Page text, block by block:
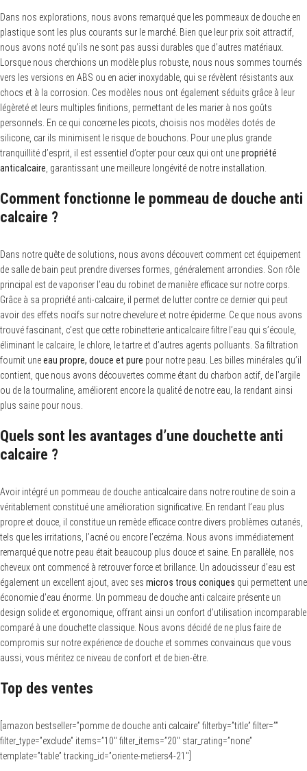
Dans nos explorations, nous avons remarqué que les pommeaux de douche en
plastique sont les plus courants sur le marché. Bien que leur prix soit attractif,
nous avons noté qu’ils ne sont pas aussi durables que d’autres matériaux.
Lorsque nous cherchions un modèle plus robuste, nous nous sommes tournés
vers les versions en ABS ou en acier inoxydable, qui se révèlent résistants aux
chocs et à la corrosion. Ces modèles nous ont également séduits grâce à leur
légèreté et leurs multiples finitions, permettant de les marier à nos goûts
personnels. En ce qui concerne les picots, choisis nos modèles dotés de
silicone, car ils minimisent le risque de bouchons. Pour une plus grande
tranquillité d’esprit, il est essentiel d’opter pour ceux qui ont unepropriété
anticalcaire , garantissant une meilleure longévité de notre installation.
Comment fonctionne le pommeau de douche anti
calcaire ?
Dans notre quête de solutions, nous avons découvert comment cet équipement
de salle de bain peut prendre diverses formes, généralement arrondies. Son rôle
principal est de vaporiser l’eau du robinet de manière efficace sur notre corps.
Grâce à sa propriété anti-calcaire, il permet de lutter contre ce dernier qui peut
avoir des effets nocifs sur notre chevelure et notre épiderme. Ce que nous avons
trouvé fascinant, c’est que cette robinetterie anticalcaire filtre l’eau qui s’écoule,
éliminant le calcaire, le chlore, le tartre et d’autres agents polluants. Sa filtration
fournit uneeau propre, douce et pure pour notre peau. Les billes minérales qu’il
contient, que nous avons découvertes comme étant du charbon actif, de l’argile
ou de la tourmaline, améliorent encore la qualité de notre eau, la rendant ainsi
plus saine pour nous.
Quels sont les avantages d’une douchette anti
calcaire ?
Avoir intégré un pommeau de douche anticalcaire dans notre routine de soin a
véritablement constitué une amélioration significative. En rendant l’eau plus
propre et douce, il constitue un remède efficace contre divers problèmes cutanés,
tels que les irritations, l’acné ou encore l’eczéma. Nous avons immédiatement
remarqué que notre peau était beaucoup plus douce et saine. En parallèle, nos
cheveux ont commencé à retrouver force et brillance. Un adoucisseur d’eau est
également un excellent ajout, avec ses micros trous coniques qui permettent une
économie d’eau énorme. Un pommeau de douche anti calcaire présente un
design solide et ergonomique, offrant ainsi un confort d’utilisation incomparable
comparé à une douchette classique. Nous avons décidé de ne plus faire de
compromis sur notre expérience de douche et sommes convaincus que vous
aussi, vous méritez ce niveau de confort et de bien-être.
Top des ventes
[amazon bestseller=”pomme de douche anti calcaire” filterby=”title” filter=””
filter_type=”exclude” items=”10″ filter_items=”20″ star_rating=”none”
template=”table” tracking_id=”oriente-metiers4-21″]